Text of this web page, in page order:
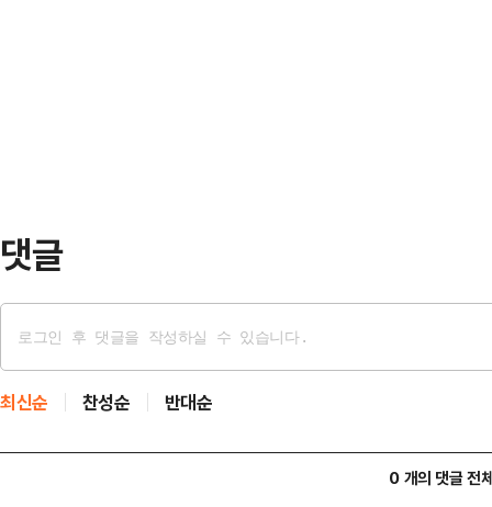
댓글
최신순 찬성순 반대순
0 개의 댓글 전